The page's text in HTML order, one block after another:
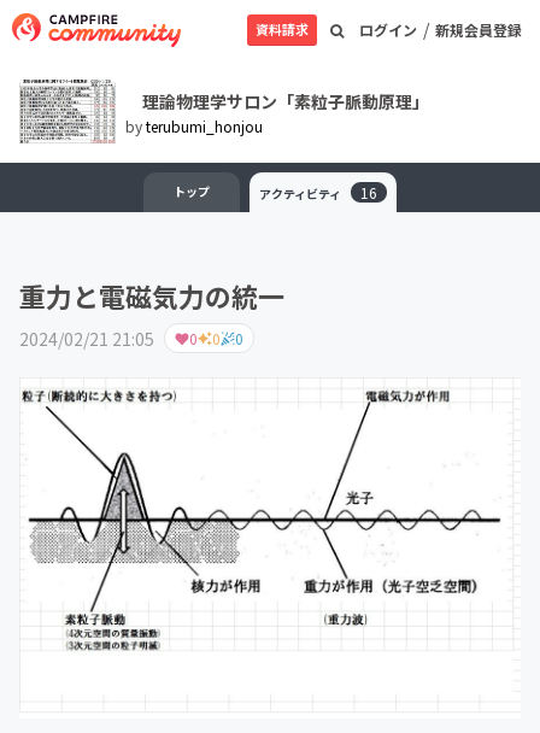
ログイン / 新規会員登録
資料請求
理論物理学サロン「素粒子脈動原理」
byterubumi_honjou
トップ アクティビティ 16
重力と電磁気力の統一
2024/02/21 21:05 0 0 0